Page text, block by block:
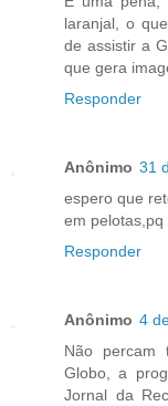
laranjal, o
de assistir a
que gera
Responder
Anônimo 31
espero que
em
Responder
Anônimo 4
Não percam
Globo, a
Jornal da